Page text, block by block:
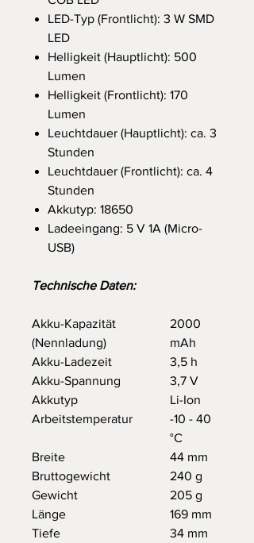
LED-Typ (Frontlicht): 3 W SMD
LED
Helligkeit (Hauptlicht): 500
Lumen
Helligkeit (Frontlicht): 170
Lumen
Leuchtdauer (Hauptlicht): ca. 3
Stunden
Leuchtdauer (Frontlicht): ca. 4
Stunden
Akkutyp: 18650
Ladeeingang: 5 V 1A (Micro-
USB)
Technische Daten:
Akku-Kapazität
(Nennladung)
2000
mAh
Akku-Ladezeit
3,5 h
Akku-Spannung
3,7 V
Akkutyp
Li-Ion
Arbeitstemperatur
-10 - 40
°C
Breite
44 mm
Bruttogewicht
240 g
Gewicht
205 g
Länge
169 mm
Tiefe
34 mm